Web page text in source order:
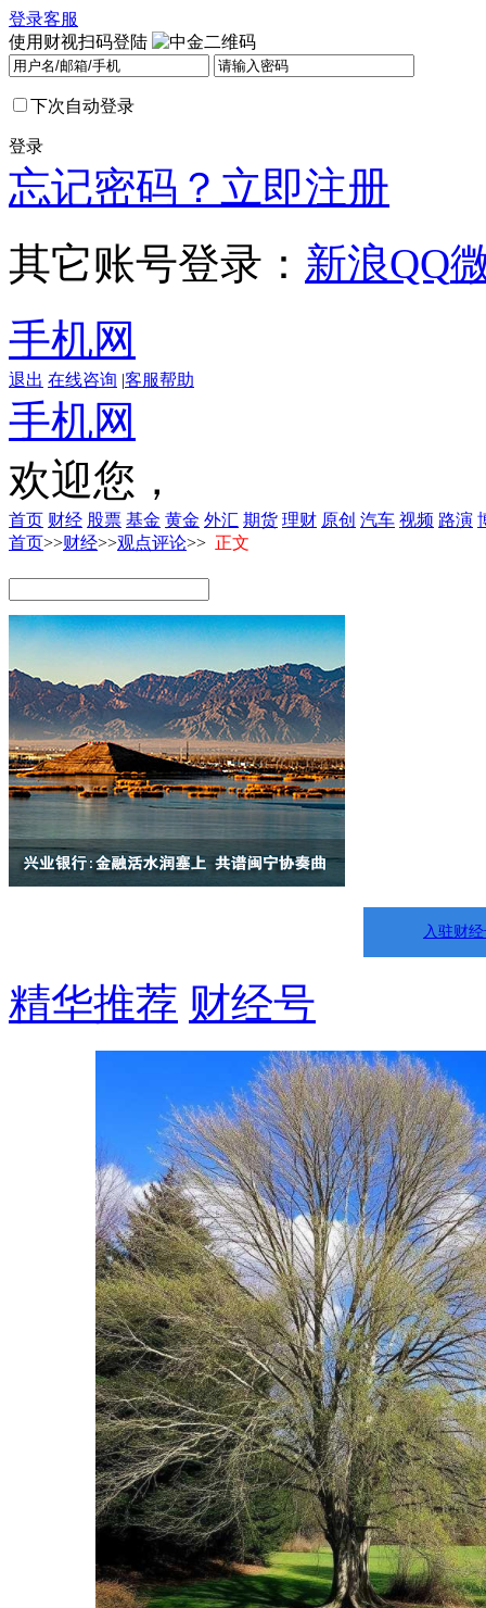
登录客服
使用财视扫码登陆
下次自动登录
登录
忘记密码？ 立即注册
其它账号登录： 新浪QQ
手机网
退出 在线咨询 |客服帮助
手机网
欢迎您，
首页 财经 股票 基金 黄金 外汇 期货 理财 原创 汽车 视频 路演
首页>>财经>>观点评论>> 正文
入驻财
精华推荐 财经号